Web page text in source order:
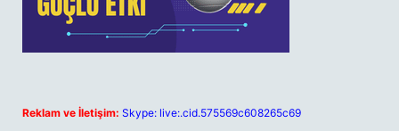
Reklam ve İletişim: Skype: live:.cid.575569c608265c69